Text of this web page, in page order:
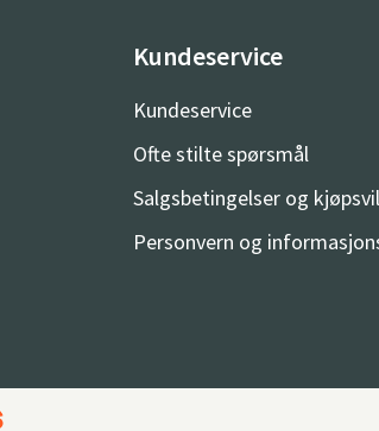
Kundeservice
Kundeservice
Ofte stilte spørsmål
Salgsbetingelser og
Personvern og